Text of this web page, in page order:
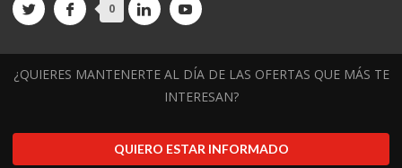
0
¿QUIERES MANTENERTE AL DÍA DE LAS OFERTAS QUE MÁS TE
INTERESAN?
QUIERO ESTAR INFORMADO